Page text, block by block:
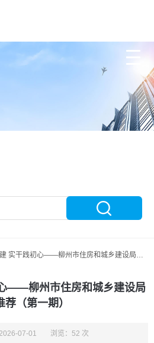
干践初心——柳州市住房和城乡建设局好书推荐（第一期）
——柳州市住房和城乡建设局
荐（第一期）
07-01 浏览：52 次